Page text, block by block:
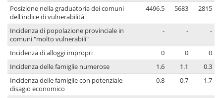
Posizione nella graduatoria dei comuni
dell'indice di vulnerabilità
4496.5 5683 2815
Incidenza di popolazione provinciale in
comuni "molto vulnerabili"
- - -
Incidenza di alloggi impropri 0 0
0
Incidenza delle famiglie numerose
1.6 1.1
0.3
Incidenza delle famiglie con potenziale
disagio economico
0.8 0.7 1.7